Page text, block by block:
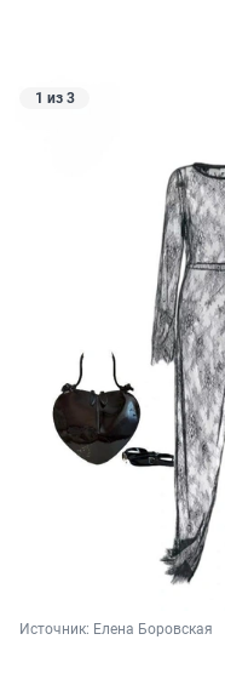
1 из 3
Источник: Елена Боровская